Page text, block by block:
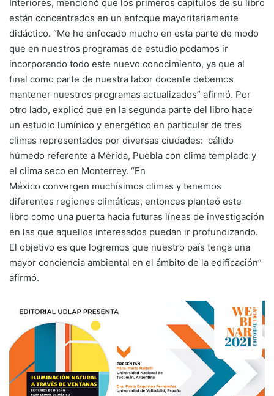
Interiores, mencionó que los primeros capítulos de su libro
están concentrados en un enfoque mayoritariamente
didáctico. “Me he enfocado mucho en esta parte de modo
que en nuestros programas de estudio podamos ir
incorporando todo este nuevo conocimiento, ya que al
final como parte de nuestra labor docente debemos
mantener nuestros programas actualizados” afirmó. Por
otro lado, explicó que en la segunda parte del libro hace
un estudio lumínico y energético en particular de tres
climas representados por diversas ciudades: cálido
húmedo referente a Mérida, Puebla con clima templado y
el clima seco en Monterrey. “En
México convergen muchísimos climas y tenemos
diferentes regiones climáticas, entonces planteó este
libro como una puerta hacia futuras líneas de investigación
en las que aquellos interesados puedan ir profundizando.
El objetivo es que logremos que nuestro país tenga una
mayor conciencia ambiental en el ámbito de la edificación”
afirmó.